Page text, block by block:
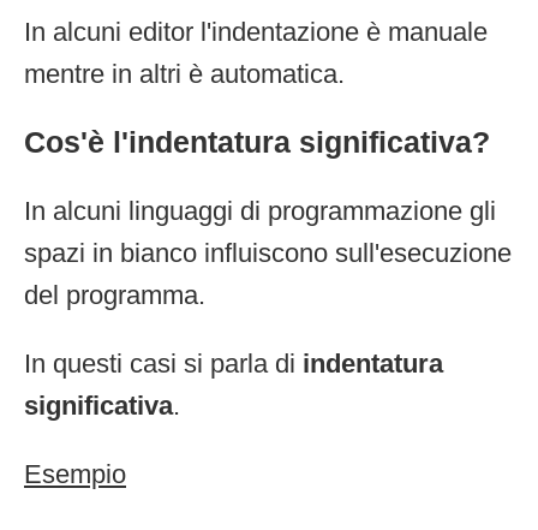
In alcuni editor l'indentazione è manuale
mentre in altri è automatica.
Cos'è l'indentatura significativa?
In alcuni linguaggi di programmazione gli
spazi in bianco influiscono sull'esecuzione
del programma.
In questi casi si parla di indentatura
significativa.
Esempio